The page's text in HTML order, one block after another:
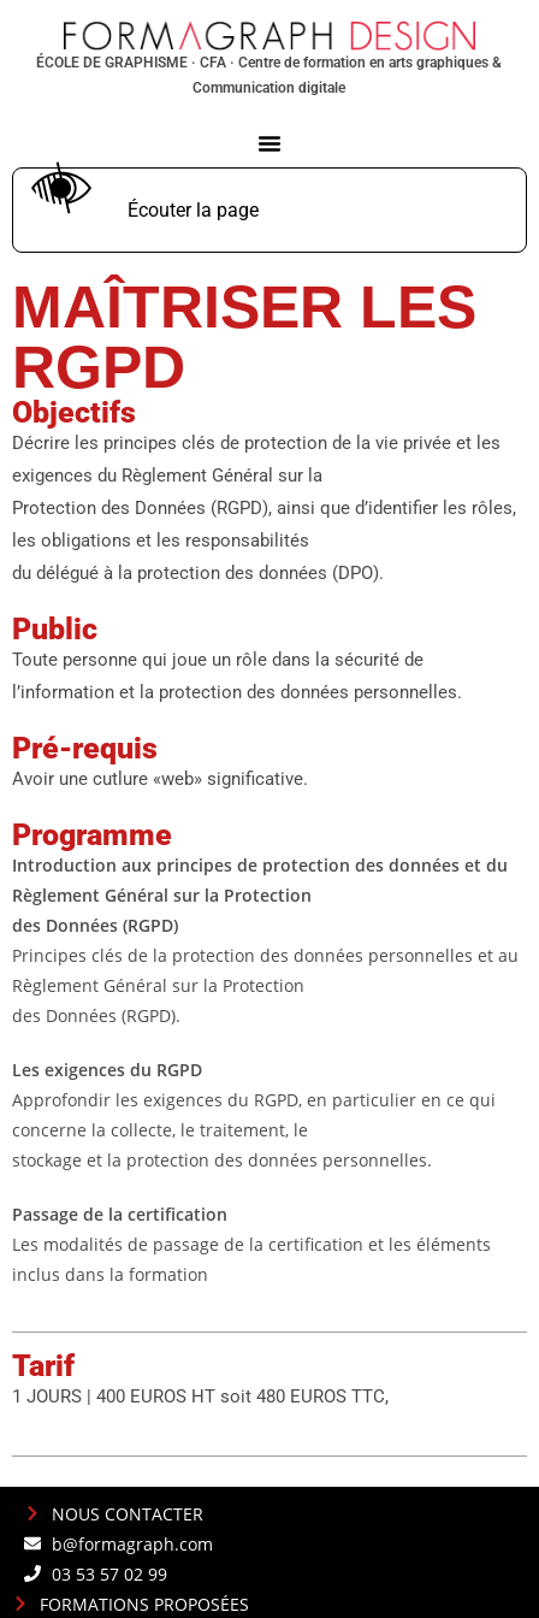
ÉCOLE DE GRAPHISME · CFA · Centre de formation en arts graphiques &
Communication digitale
Écouter la page
MAÎTRISER LES
RGPD
Objectifs
Décrire les principes clés de protection de la vie privée et les
exigences du Règlement Général sur la
Protection des Données (RGPD), ainsi que d’identifier les rôles,
les obligations et les responsabilités
du délégué à la protection des données (DPO).
Public
Toute personne qui joue un rôle dans la sécurité de
l’information et la protection des données personnelles.
Pré-requis
Avoir une cutlure «web» significative.
Programme
Introduction aux principes de protection des données et du
Règlement Général sur la Protection
des Données (RGPD)
Principes clés de la protection des données personnelles et au
Règlement Général sur la Protection
des Données (RGPD).
Les exigences du RGPD
Approfondir les exigences du RGPD, en particulier en ce qui
concerne la collecte, le traitement, le
stockage et la protection des données personnelles.
Passage de la certification
Les modalités de passage de la certification et les éléments
inclus dans la formation
Tarif
1 JOURS | 400 EUROS HT soit 480 EUROS TTC,
NOUS CONTACTER
b@formagraph.com
03 53 57 02 99
FORMATIONS PROPOSÉES